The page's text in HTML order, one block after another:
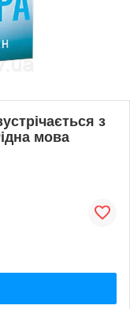
з
мова